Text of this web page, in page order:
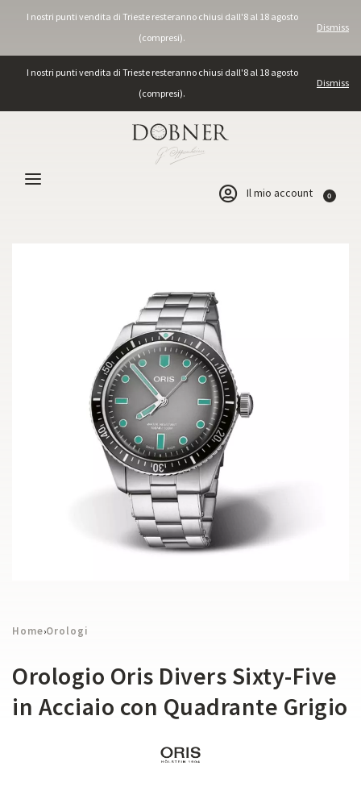
I nostri punti vendita di Trieste resteranno chiusi dall'8 al 18 agosto
(compresi).
Dismiss
I nostri punti vendita di Trieste resteranno chiusi dall'8 al 18 agosto
(compresi).
Dismiss
Il mio account 0
Home›Orologi
Orologio Oris Divers Sixty-Five
in Acciaio con Quadrante Grigio